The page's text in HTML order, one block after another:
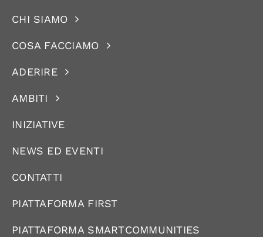
CHI SIAMO
COSA FACCIAMO
ADERIRE
AMBITI
INIZIATIVE
NEWS ED EVENTI
CONTATTI
PIATTAFORMA FIRST
PIATTAFORMA SMARTCOMMUNITIES